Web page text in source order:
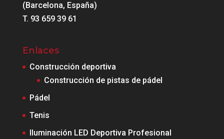
(Barcelona, España)
T. 93 659 39 61
Enlaces
Construcción deportiva
Construcción de pistas de pádel
Pádel
Tenis
Iluminación LED Deportiva Profesional